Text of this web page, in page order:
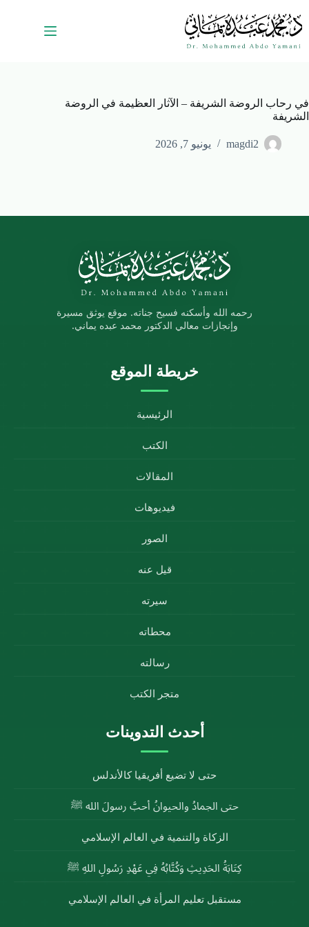
في رحاب الروضة الشريفة – الآثار العظيمة في الروضة
الشريفة
magdi2 يونيو 7, 2026
رحمه الله وأسكنه فسيح جناته. موقع يوثق مسيرة
وإنجازات معالي الدكتور محمد عبده يماني.
خريطة الموقع
الرئيسية
الكتب
المقالات
فيديوهات
الصور
قيل عنه
سيرته
محطاته
رسالته
متجر الكتب
أحدث التدوينات
حتى لا تضيع أفريقيا كالأندلس
حتى الجمادُ والحيوانُ أحبَّ رسولَ الله ﷺ
الزكاة والتنمية في العالم الإسلامي
كِتَابَةُ الحَدِيثِ وَكُتَّابُهُ فِي عَهْدِ رَسُولِ اللهِ ﷺ
مستقبل تعليم المرأة في العالم الإسلامي